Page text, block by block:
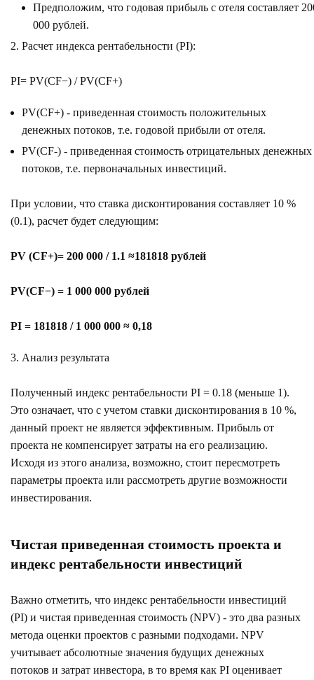
Предположим, что годовая прибыль с отеля составляет
000 рублей.
Расчет индекса рентабельности (PI):
PI= PV(CF−) / PV(CF+)
PV(CF+) - приведенная стоимость положительных
денежных потоков, т.е. годовой прибыли от отеля.
PV(CF-) - приведенная стоимость отрицательных денежных
потоков, т.е. первоначальных инвестиций.
При условии, что ставка дисконтирования составляет 10 %
(0.1), расчет будет следующим:
PV (CF+)= 200 000 / 1.1 ≈181818 рублей
PV(CF−) = 1 000 000 рублей
PI = 181818 / 1 000 000 ≈ 0,18
Анализ результата
Полученный индекс рентабельности PI = 0.18 (меньше 1).
Это означает, что с учетом ставки дисконтирования в 10 %,
данный проект не является эффективным. Прибыль от
проекта не компенсирует затраты на его реализацию.
Исходя из этого анализа, возможно, стоит пересмотреть
параметры проекта или рассмотреть другие возможности
инвестирования.
Чистая приведенная стоимость проекта и
индекс рентабельности инвестиций
Важно отметить, что индекс рентабельности инвестиций
(PI) и чистая приведенная стоимость (NPV) - это два разных
метода оценки проектов с разными подходами. NPV
учитывает абсолютные значения будущих денежных
потоков и затрат инвестора, в то время как PI оценивает